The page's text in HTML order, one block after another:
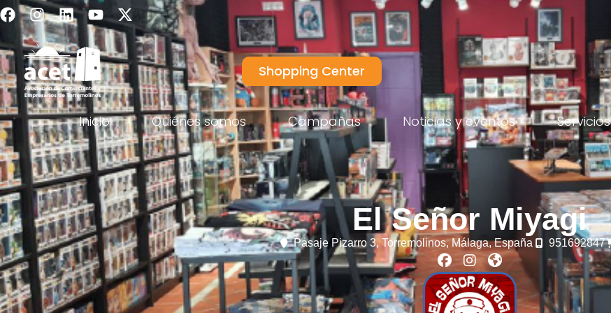
Shopping Center
Inicio Quiénes somos Campañas Noticias y eventos Servicios
El Señor Miyagi
Pasaje Pizarro 3, Torremolinos, Málaga,España 951692847